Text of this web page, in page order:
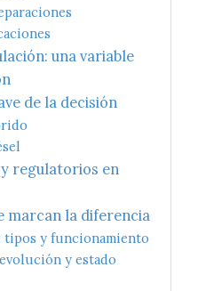
una variable
de la decisión
regulatorios en
marcan la diferencia
y funcionamiento
y estado